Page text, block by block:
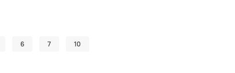
6 7 10